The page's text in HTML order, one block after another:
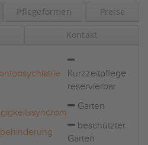
Pflegeformen Preise
Kontakt
Kurzzeitpflege
reservierbar
Garten
beschützter
Garten